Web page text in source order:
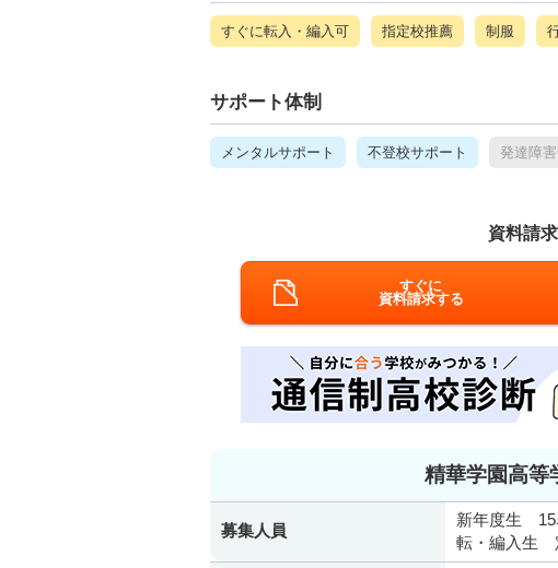
すぐに転入・編入可 指定校推薦 制服
サポート体制
メンタルサポート 不登校サポート 発達障
資料請
すぐに
資料請求する
精華学園高
募集人員
新年度生
転・編入生